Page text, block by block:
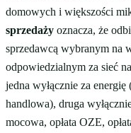
domowych i większości
sprzedaży oznacza, że
sprzedawcą wybranym na
odpowiedzialnym za sieć
jedna wyłącznie za energię
handlowa), druga
mocowa, opłata OZE,